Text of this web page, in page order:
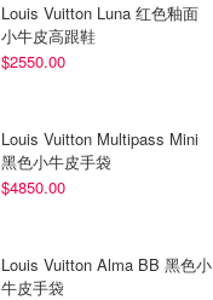
Louis Vuitton Luna 红色釉面
小牛皮高跟鞋
$2550.00
Louis Vuitton Multipass Mini
黑色小牛皮手袋
$4850.00
Louis Vuitton Alma BB 黑色小
牛皮手袋